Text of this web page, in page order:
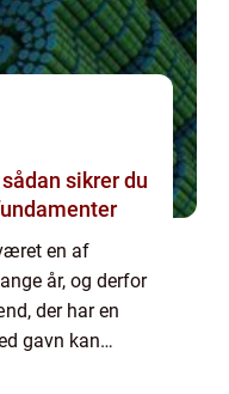
sikrer du
en af
år, og derfor
der har en
gavn kan